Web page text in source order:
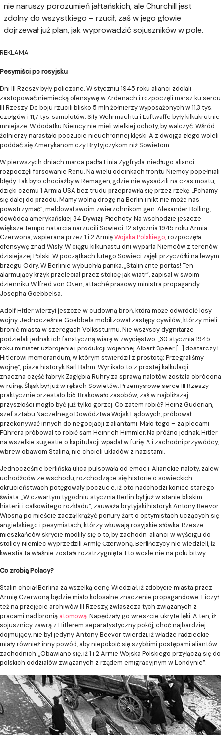
nie naruszy porozumień jałtańskich, ale Churchill jest
zdolny do wszystkiego – rzucił, zaś w jego głowie
dojrzewał już plan, jak wyprowadzić sojuszników w pole.
REKLAMA
Pesymiści po rosyjsku
Dni III Rzeszy były policzone. W styczniu 1945 roku alianci zdołali
zastopować niemiecką ofensywę w Ardenach i rozpoczęli marsz ku sercu
III Rzeszy. Do boju rzucili blisko 5 mln żołnierzy wyposażonych w 11,3 tys.
czołgów i 11,7 tys. samolotów. Siły Wehrmachtu i Luftwaffe były kilkukrotnie
mniejsze. W dodatku Niemcy nie mieli wielkiej ochoty, by walczyć. Wśród
żołnierzy narastało poczucie nieuchronnej klęski. A z dwojga złego woleli
poddać się Amerykanom czy Brytyjczykom niż Sowietom.
W pierwszych dniach marca padła Linia Zygfryda. niedługo alianci
rozpoczęli forsowanie Renu. Na wielu odcinkach frontu Niemcy popełniali
błędy. Tak było chociażby w Remagen, gdzie nie wysadzili na czas mostu,
dzięki czemu 1 Armia USA bez trudu przeprawiła się przez rzekę. „Pchamy
się dalej do przodu. Mamy wolną drogę na Berlin i nikt nie może nas
powstrzymać”, meldował swoim zwierzchnikom gen. Alexander Bolling,
dowódca amerykańskiej 84 Dywizji Piechoty. Na wschodzie jeszcze
większe tempo natarcia narzucili Sowieci. 12 stycznia 1945 roku Armia
Czerwona, wspierana przez 1 i 2 ArmięWojska Polskiego,rozpoczęła
ofensywę znad Wisły. W ciągu kilkunastu dni wyparła Niemców z terenów
dzisiejszej Polski. W początkach lutego Sowieci zajęli przyczółki na lewym
brzegu Odry. W Berlinie wybuchła panika. „Stalin ante portas! Ten
alarmujący krzyk przeleciał przez stolicę jak wiatr”, zapisał w swoim
dzienniku Wilfred von Oven, attaché prasowy ministra propagandy
Josepha Goebbelsa.
Adolf Hitler wierzył jeszcze w cudowną broń, która może odwrócić losy
wojny. Jednocześnie Goebbels mobilizował zastępy cywilów, którzy mieli
bronić miasta w szeregach Volkssturmu. Nie wszyscy dygnitarze
podzielali jednak ich fanatyczną wiarę w zwycięstwo. „30 stycznia 1945
roku minister uzbrojenia i produkcji wojennej Albert Speer […] dostarczył
Hitlerowi memorandum, w którym stwierdził z prostotą: Przegraliśmy
wojnę”, pisze historyk Karl Bahm. Wynikało to z prostej kalkulacji –
znaczna część fabryk Zagłębia Ruhry za sprawą nalotów została obrócona
w ruinę, Śląsk był już w rękach Sowietów. Przemysłowe serce III Rzeszy
praktycznie przestało bić. Brakowało zasobów, zaś w najbliższej
przyszłości mogło być już tylko gorzej. Co zatem robić? Heinz Guderian,
szef sztabu Naczelnego Dowództwa Wojsk Lądowych, próbował
przekonywać innych do negocjacji z aliantami. Mało tego – za plecami
Führera próbował to robić sam Heinrich Himmler. Na próżno jednak. Hitler
na wszelkie sugestie o kapitulacji wpadał w furię. A i zachodni przywódcy,
wbrew obawom Stalina, nie chcieli układów z nazistami.
Jednocześnie berlińska ulica pulsowała od emocji. Alianckie naloty, zalew
uchodźców ze wschodu, rozchodzące się historie o sowieckich
okrucieństwach potęgowały poczucie, iż oto nadchodzi koniec starego
świata. „W czwartym tygodniu stycznia Berlin był już w stanie bliskim
histerii i całkowitego rozkładu”, zauważa brytyjski historyk Antony Beevor.
Wiosną po mieście zaczął krążyć ponury żart o optymistach uczących się
angielskiego i pesymistach, którzy wkuwają rosyjskie słówka. Rzesze
mieszkańców skrycie modliły się o to, by zachodni alianci w wyścigu do
stolicy Niemiec wyprzedzili Armię Czerwoną. Berlińczycy nie wiedzieli, iż
kwestia ta właśnie została rozstrzygnięta. I to wcale nie na polu bitwy.
Co zrobią Polacy?
Stalin chciał Berlina za wszelką cenę. Wiedział, iż zdobycie miasta przez
Armię Czerwoną będzie miało kolosalne znaczenie propagandowe. Liczył
też na przejęcie archiwów III Rzeszy, zwłaszcza tych związanych z
pracami nad bronią atomową.Napędzały go wreszcie ukryte lęki. A ten, iż
sojusznicy zawrą z Hitlerem separatystyczny pokój, choć najbardziej
dojmujący, nie był jedyny. Antony Beevor twierdzi, iż władze radzieckie
miały również inny powód, aby niepokoić się szybkimi postępami aliantów
zachodnich. „Obawiano się, iż 1 i 2 Armie Wojska Polskiego przyłączą się do
polskich oddziałów związanych z rządem emigracyjnym w Londynie”.